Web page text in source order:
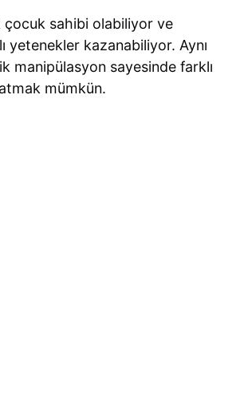
çocuk sahibi olabiliyor ve
yetenekler kazanabiliyor. Aynı
manipülasyon sayesinde farklı
mümkün.